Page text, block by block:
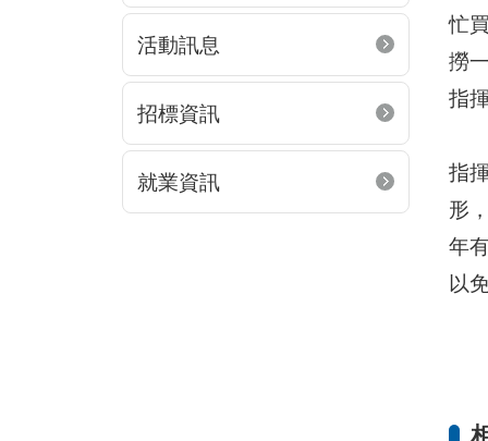
活動訊息
招標資訊
就業資訊
忙
撈
指
指
形
年
以